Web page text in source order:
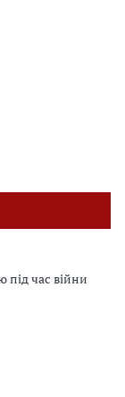
під час війни